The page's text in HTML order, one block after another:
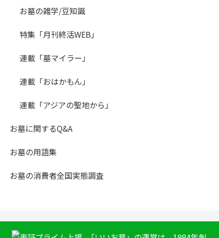
お墓の雑学/豆知識
特集「月刊終活WEB」
連載「墓マイラー」
連載「おはかもん」
連載「アジアの聖地から」
お墓に関するQ&A
お墓の用語集
お墓の消費者全国実態調査